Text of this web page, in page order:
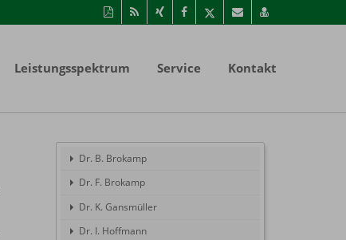
Diese
Seite
drucken
RSS-
Feed
Auf
Xing
Auf
Facebook
Auf
Twitter
Per
Mail
vCard
speichern
Leistungsspektrum Service Kontakt
Dr. B. Brokamp
Dr. F. Brokamp
Dr. K. Gansmüller
Dr. I. Hoffmann